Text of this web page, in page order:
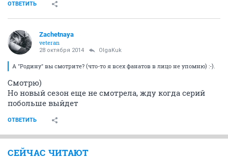
ОТВЕТИТЬ
Zachetnaya
veteran
28 октября 2014 OlgaKuk
А "Родину" вы смотрите? (что-то я всех фанатов в лицо не упомню) :-).
Смотрю)
Но новый сезон еще не смотрела, жду когда серий
побольше выйдет
ОТВЕТИТЬ
СЕЙЧАС ЧИТАЮТ